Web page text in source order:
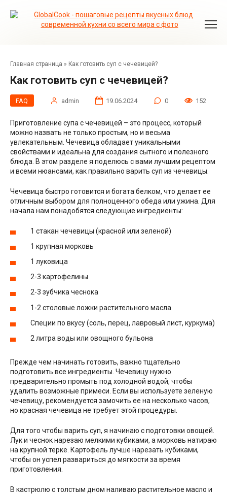
Главная страница » Как готовить суп с чечевицей?
Как готовить суп с чечевицей?
FAQ admin 19.06.2024 0 152
Приготовление супа с чечевицей – это процесс, который
можно назвать не только простым, но и весьма
увлекательным. Чечевица обладает уникальными
свойствами и идеальна для создания сытного и полезного
блюда. В этом разделе я поделюсь с вами лучшим рецептом
и всеми нюансами, как правильно варить суп из чечевицы.
Чечевица быстро готовится и богата белком, что делает ее
отличным выбором для полноценного обеда или ужина. Для
начала нам понадобятся следующие ингредиенты:
1 стакан чечевицы (красной или зеленой)
1 крупная морковь
1 луковица
2-3 картофелины
2-3 зубчика чеснока
1-2 столовые ложки растительного масла
Специи по вкусу (соль, перец, лавровый лист, куркума)
2 литра воды или овощного бульона
Прежде чем начинать готовить, важно тщательно
подготовить все ингредиенты. Чечевицу нужно
предварительно промыть под холодной водой, чтобы
удалить возможные примеси. Если вы используете зеленую
чечевицу, рекомендуется замочить ее на несколько часов,
но красная чечевица не требует этой процедуры.
Для того чтобы варить суп, я начинаю с подготовки овощей.
Лук и чеснок нарезаю мелкими кубиками, а морковь натираю
на крупной терке. Картофель лучше нарезать кубиками,
чтобы он успел развариться до мягкости за время
приготовления.
В кастрюлю с толстым дном наливаю растительное масло и